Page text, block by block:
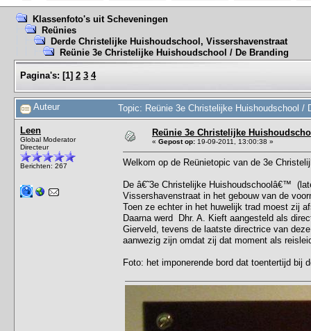
Klassenfoto's uit Scheveningen
Reünies
Derde Christelijke Huishoudschool, Vissershavenstraat
Reünie 3e Christelijke Huishoudschool / De Branding
Pagina's: [1] 2 3 4
Auteur Topic: Reünie 3e Christelijke Huishoudschool /
Leen
Global Moderator
Directeur
Berichten: 267
Reünie 3e Christelijke
« Gepost op: 19-09-2011, 13:00:38 »
Welkom op de Reünietopic van de 3e
De â€˜3e Christelijke Huishoudschoolâ€™
Vissershavenstraat in het gebouw van de
Toen ze echter in het huwelijk trad moest zij
Daarna werd Dhr. A. Kieft aangesteld als
Gierveld, tevens de laatste directrice van
aanwezig zijn omdat zij dat moment als
Foto: het imponerende bord dat toentertijd bij